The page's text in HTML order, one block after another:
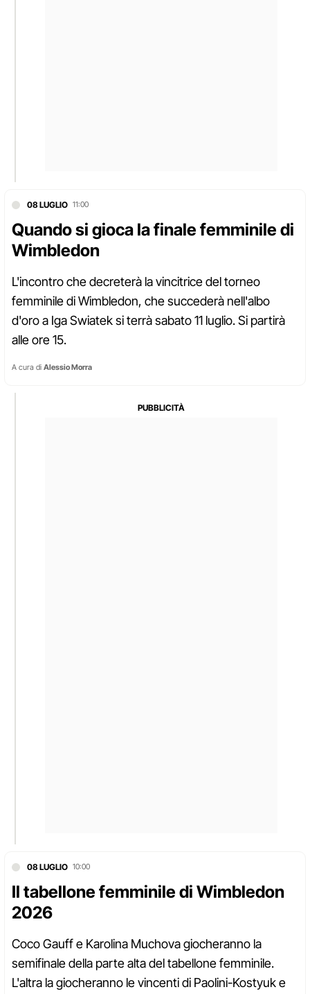
08 LUGLIO 11:00
Quando si gioca la finale femminile di
Wimbledon
L'incontro che decreterà la vincitrice del torneo
femminile di Wimbledon, che succederà nell'albo
d'oro a Iga Swiatek si terrà sabato 11 luglio. Si partirà
alle ore 15.
A cura di Alessio Morra
08 LUGLIO 10:00
Il tabellone femminile di Wimbledon
2026
Coco Gauff e Karolina Muchova giocheranno la
semifinale della parte alta del tabellone femminile.
L'altra la giocheranno le vincenti di Paolini-Kostyuk e